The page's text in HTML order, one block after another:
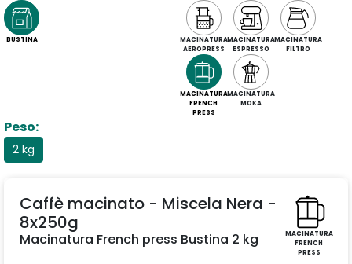
BUSTINA
MACINATURA
AEROPRESS
MACINATURA
ESPRESSO
MACINATURA
FILTRO
MACINATURA
FRENCH
PRESS
MACINATURA
MOKA
Peso:
2 kg
MACINATURA
FRENCH
PRESS
Caffè macinato - Miscela Nera -
8x250g
Macinatura French press Bustina 2 kg